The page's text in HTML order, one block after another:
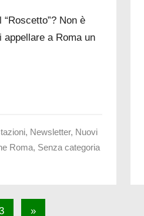
Non è
appellare a Roma un
, Newsletter, Nuovi
Roma, Senza categoria
Articolo
»